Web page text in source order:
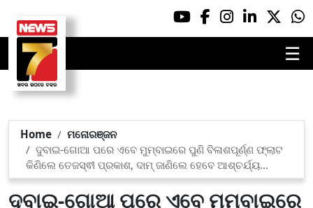
☰
Home
ମନୋରଞ୍ଜନ
ଦୁବାଇ-ଗୋଆ ପରେ ଏବେ ମୁମ୍ବାଇରେ ପୁଣି ବିଳାଶପୂର୍ଣ୍ଣ ଫ୍ଲାଟ
କିଣିଲେ ତେଜସ୍ଵୀ ପ୍ରକାଶ, ଦାମ୍ ଜାଣିଲେ ହେବେ ଆଶ୍ଚର୍ଯ୍ୟ...
ଦୁବାଇ-ଗୋଆ ପରେ ଏବେ ମୁମ୍ବାଇରେ